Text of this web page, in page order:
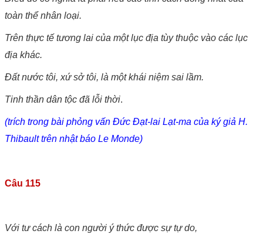
toàn thể nhân loại.
Trên thực tế tương lai của một lục địa tùy thuộc vào các lục
địa khác.
Đất nước tôi, xứ sở tôi, là một khái niệm sai lầm.
Tinh thần dân tộc đã lỗi thời.
(trích trong bài phỏng vấn Đức Đạt-lai Lạt-ma của ký giả H.
Thibault trên nhật báo Le Monde)
Câu 115
Với tư cách là con người ý thức được sự tự do,